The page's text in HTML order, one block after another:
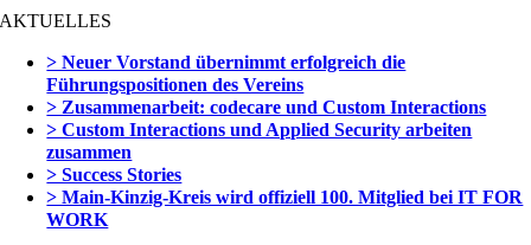
AKTUELLES
> Neuer Vorstand übernimmt erfolgreich die
Führungspositionen des Vereins
> Zusammenarbeit: codecare und Custom Interactions
> Custom Interactions und Applied Security arbeiten
zusammen
> Success Stories
> Main-Kinzig-Kreis wird offiziell 100. Mitglied bei IT FOR
WORK